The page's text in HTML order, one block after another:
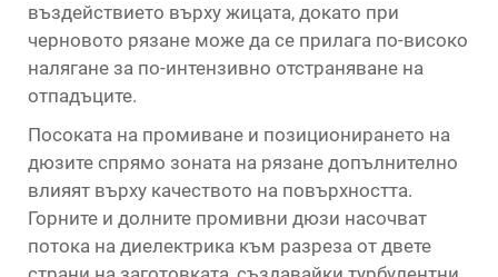
въздействието върху жицата, докато при
черновото рязане може да се прилага по-високо
налягане за по-интензивно отстраняване на
отпадъците.
Посоката на промиване и позиционирането на
дюзите спрямо зоната на рязане допълнително
влияят върху качеството на повърхността.
Горните и долните промивни дюзи насочват
потока на диелектрика към разреза от двете